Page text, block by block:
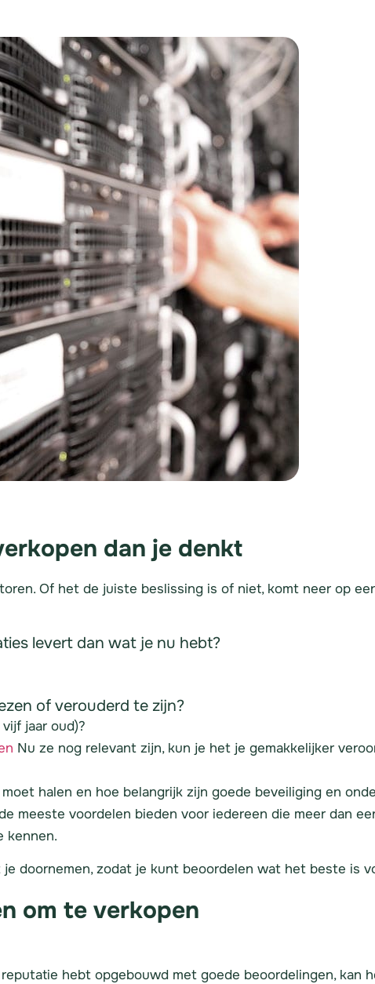
dan je denkt
Of het de juiste beslissing is of niet, komt neer op
levert dan wat je nu hebt?
of verouderd te zijn?
jaar oud)?
Nu ze nog relevant zijn, kun je het je gemakkelijker
halen en hoe belangrijk zijn goede beveiliging en
meeste voordelen bieden voor iedereen die meer dan
kennen.
doornemen, zodat je kunt beoordelen wat het beste is
om te verkopen
hebt opgebouwd met goede beoordelingen, kan